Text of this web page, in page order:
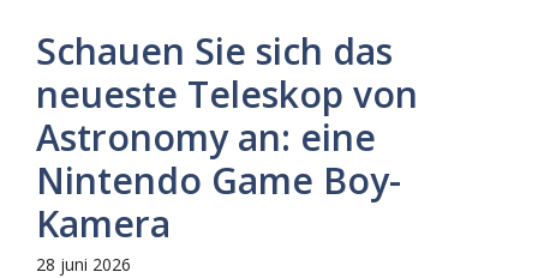
Schauen Sie sich das
neueste Teleskop von
Astronomy an: eine
Nintendo Game Boy-
Kamera
28 juni 2026